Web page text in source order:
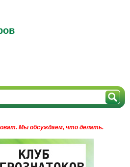
Мы обсуждаем, что делать.